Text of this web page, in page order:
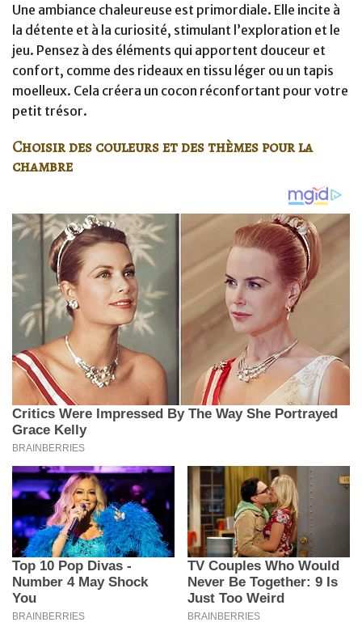
Une ambiance chaleureuse est primordiale. Elle incite à
la détente et à la curiosité, stimulant l’exploration et le
jeu. Pensez à des éléments qui apportent douceur et
confort, comme des rideaux en tissu léger ou un tapis
moelleux. Cela créera un cocon réconfortant pour votre
petit trésor.
Choisir des couleurs et des thèmes pour la
chambre